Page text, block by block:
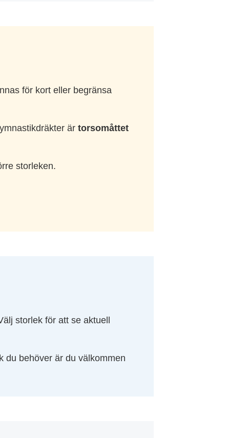
för kort eller begränsa
är torsomåttet
storleken.
storlek för att se aktuell
du behöver är du välkommen